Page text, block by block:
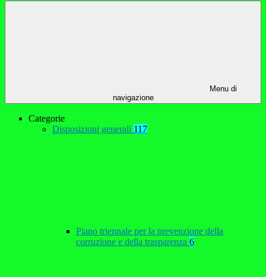
Menu di
navigazione
Categorie
Disposizioni generali 117
Piano triennale per la prevenzione della
corruzione e della trasparenza 6